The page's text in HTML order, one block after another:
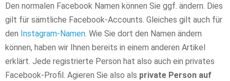
Den normalen Facebook Namen können Sie ggf. ändern. Dies
gilt für sämtliche Facebook-Accounts. Gleiches gilt auch für
den Instagram-Namen . Wie Sie dort den Namen ändern
können, haben wir Ihnen bereits in einem anderen Artikel
erklärt. Jede registrierte Person hat also auch ein privates
Facebook-Profil. Agieren Sie also als private Person auf